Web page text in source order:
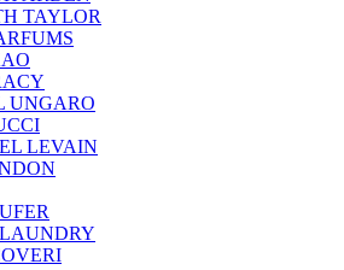
TAYLOR
UNGARO
LEVAIN